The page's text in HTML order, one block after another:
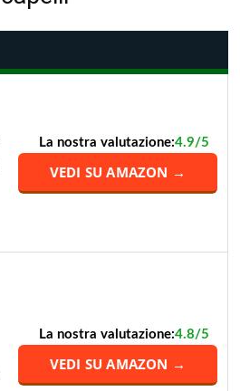
La nostra valutazione:4.9/5
VEDI SU AMAZON →
La nostra valutazione:4.8/5
VEDI SU AMAZON →